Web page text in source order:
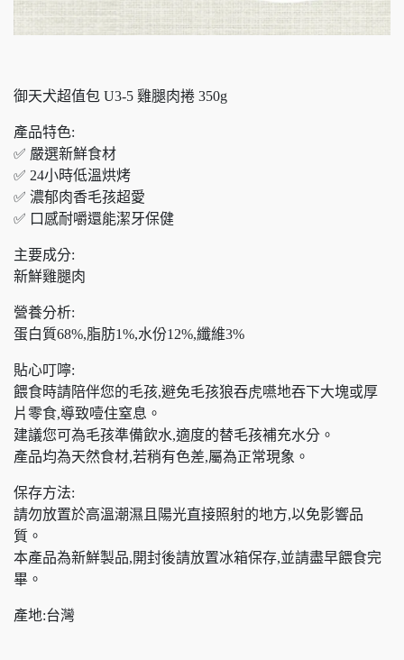
御天犬超值包 U3-5 雞腿肉捲 350g
產品特色:
✅ 嚴選新鮮食材
✅ 24小時低溫烘烤
✅ 濃郁肉香毛孩超愛
✅ 口感耐嚼還能潔牙保健
主要成分:
新鮮雞腿肉
營養分析:
蛋白質68%,脂肪1%,水份12%,纖維3%
貼心叮嚀:
餵食時請陪伴您的毛孩,避免毛孩狼吞虎嚥地吞下大塊或厚
片零食,導致噎住窒息。
建議您可為毛孩準備飲水,適度的替毛孩補充水分。
產品均為天然食材,若稍有色差,屬為正常現象。
保存方法:
請勿放置於高溫潮濕且陽光直接照射的地方,以免影響品
質。
本產品為新鮮製品,開封後請放置冰箱保存,並請盡早餵食完
畢。
產地:台灣